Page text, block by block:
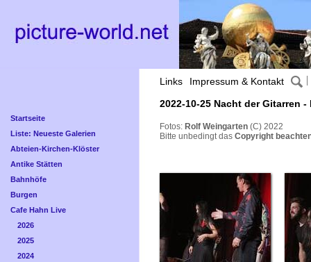
Links Impressum & Kontakt
Startseite
Liste: Neueste Galerien
Abteien-Kirchen-Klöster
Antike Stätten
Bahnhöfe
Burgen
Cafe Hahn Live
2026
2025
2024
2022-10-25 Nacht der Gitarren -
Fotos: Rolf Weingarten (C) 2022
Bitte unbedingt das Copyright